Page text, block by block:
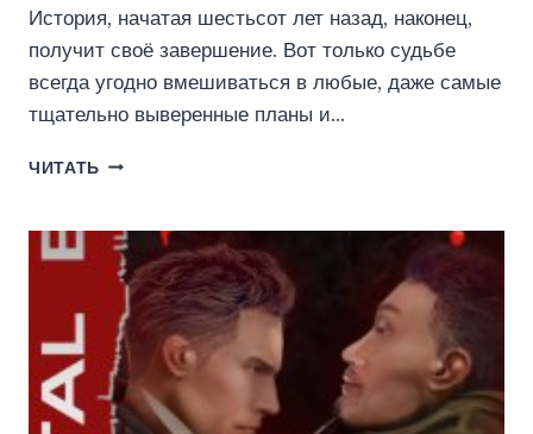
История, начатая шестьсот лет назад, наконец,
получит своё завершение. Вот только судьбе
всегда угодно вмешиваться в любые, даже самые
тщательно выверенные планы и…
ЧИТАТЬ КЛАН
4.
ИСПОЛНЕНИЕ
(ИДДК)